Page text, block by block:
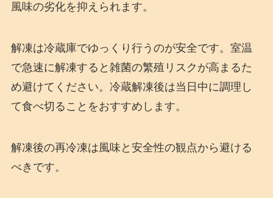
風味の劣化を抑えられます。
解凍は冷蔵庫でゆっくり行うのが安全です。室温
で急速に解凍すると雑菌の繁殖リスクが高まるた
め避けてください。冷蔵解凍後は当日中に調理し
て食べ切ることをおすすめします。
解凍後の再冷凍は風味と安全性の観点から避ける
べきです。